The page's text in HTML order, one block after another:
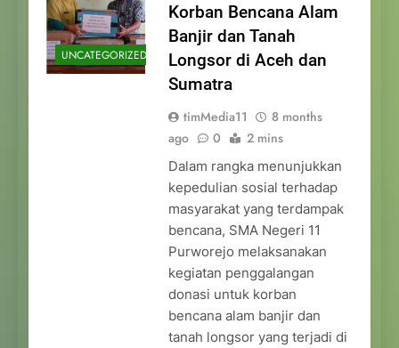
UNCATEGORIZED
Korban Bencana Alam
Banjir dan Tanah
Longsor di Aceh dan
Sumatra
timMedia11
8 months
ago
0 2 mins
Dalam rangka menunjukkan
kepedulian sosial terhadap
masyarakat yang terdampak
bencana, SMA Negeri 11
Purworejo melaksanakan
kegiatan penggalangan
donasi untuk korban
bencana alam banjir dan
tanah longsor yang terjadi di